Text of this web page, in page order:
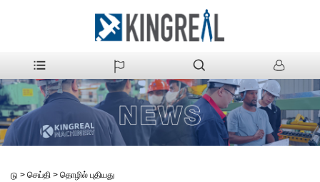
வீடு > செய்தி > தொழில் புதியது